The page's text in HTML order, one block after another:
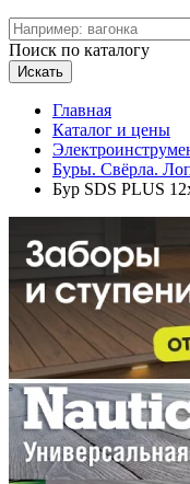
Поиск по каталогу
Искать
Главная
Каталог и цены
Буры. Свёрла.
Бур SDS PLUS